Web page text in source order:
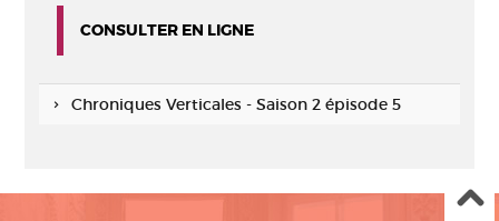
CONSULTER EN LIGNE
Chroniques Verticales - Saison 2 épisode 5